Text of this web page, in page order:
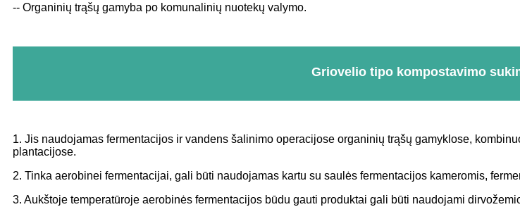
-- Organinių trąšų gamyba po komunalinių nuotekų valymo.
Griovelio tipo kompostavimo
1. Jis naudojamas fermentacijos ir vandens šalinimo operacijose organinių trąšų gamyklose,
plantacijose.
2. Tinka aerobinei fermentacijai, gali būti naudojamas kartu su saulės fermentacijos kameromis,
3. Aukštoje temperatūroje aerobinės fermentacijos būdu gauti produktai gali būti naudojami